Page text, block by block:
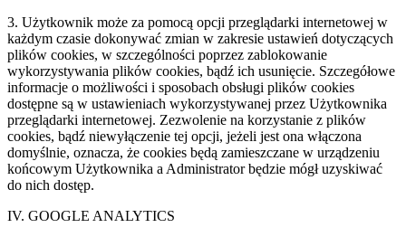
3. Użytkownik może za pomocą opcji przeglądarki internetowej w
każdym czasie dokonywać zmian w zakresie ustawień dotyczących
plików cookies, w szczególności poprzez zablokowanie
wykorzystywania plików cookies, bądź ich usunięcie. Szczegółowe
informacje o możliwości i sposobach obsługi plików cookies
dostępne są w ustawieniach wykorzystywanej przez Użytkownika
przeglądarki internetowej. Zezwolenie na korzystanie z plików
cookies, bądź niewyłączenie tej opcji, jeżeli jest ona włączona
domyślnie, oznacza, że cookies będą zamieszczane w urządzeniu
końcowym Użytkownika a Administrator będzie mógł uzyskiwać
do nich dostęp.
IV. GOOGLE ANALYTICS